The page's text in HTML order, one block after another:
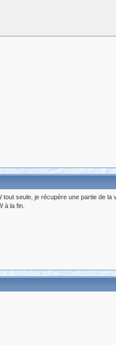
seule, je récupère une partie de la
à la fin.